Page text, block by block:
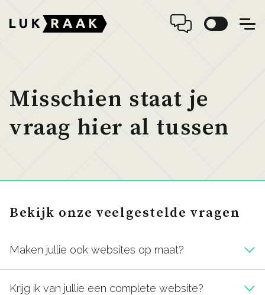
Misschien staat je
vraag hier al tussen
Bekijk onze veelgestelde vragen
Maken jullie ook websites op maat?
Krijg ik van jullie een complete website?